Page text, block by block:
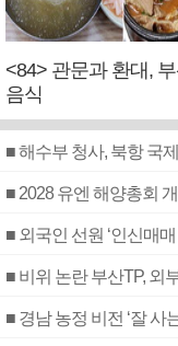
<84> 관문과 환대,
음식
■ 해수부 청사, 북항 국
■ 2028 유엔 해양총회
■ 외국인 선원 ‘인신매
■ 비위 논란 부산TP, 외
■ 경남 농정 비전 ‘잘